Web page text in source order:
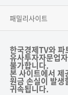
패밀리사이트
한국경제TV와 파
유사투자자문업
불가합니다.
본 사이트에서 제
원금 손실이 발생
귀속됩니다.